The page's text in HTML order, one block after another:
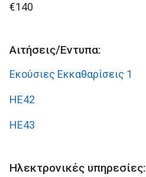
€140
Αιτήσεις/Έντυπα:
Εκούσιες Εκκαθαρίσεις 1
ΗΕ42
ΗΕ43
Ηλεκτρονικές υπηρεσίες: